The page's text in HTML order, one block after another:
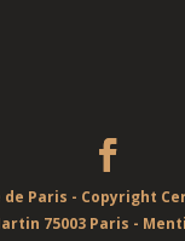
Paris - Copyright
75003 Paris -